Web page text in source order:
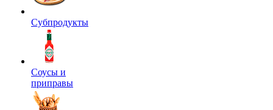
Субпродукты
Соусы и
приправы